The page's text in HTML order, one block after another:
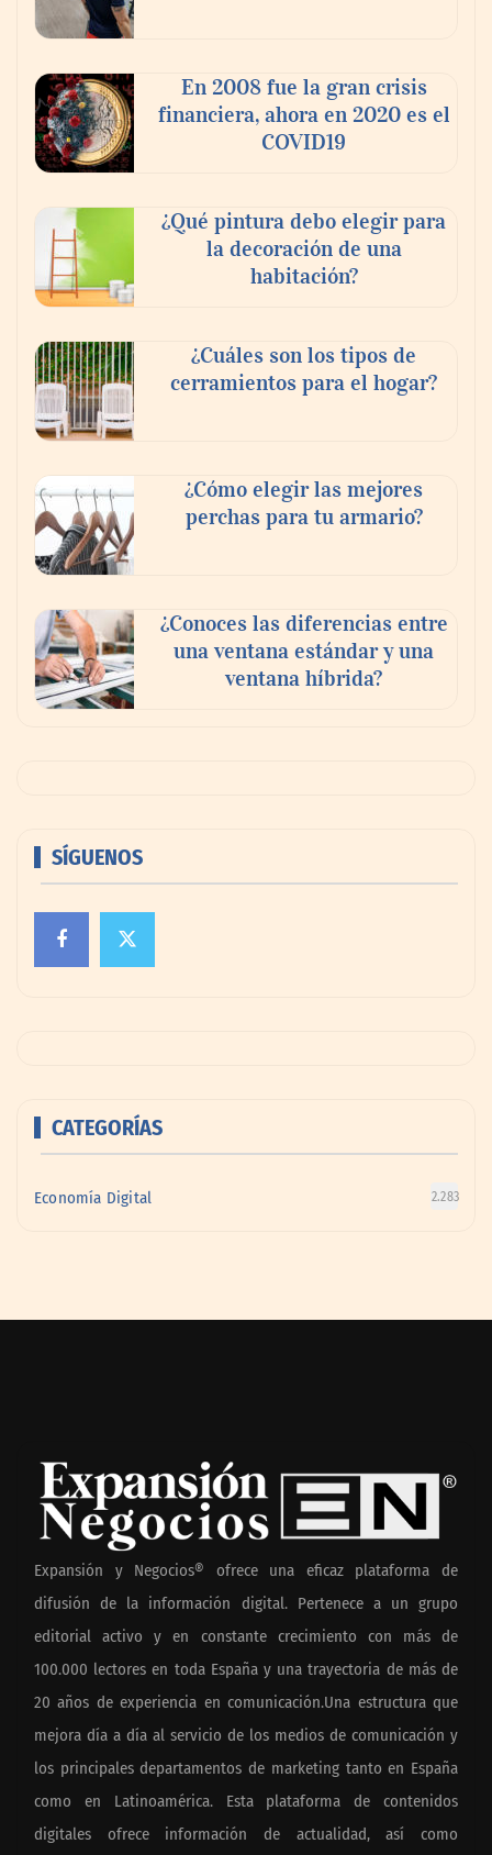
‘El ransomware se puede vencer. No
Ricardo Palacio EscobarEn 2008 fue la gran crisis
financiera, ahora en 2020 es el
COVID19
¿Qué pintura debo elegir para
la decoración de una
habitación?
¿Cuáles son los tipos de
cerramientos para el hogar?
¿Cómo elegir las mejores
perchas para tu armario?
¿Conoces las diferencias entre
una ventana estándar y una
ventana híbrida?
SÍGUENOS
CATEGORÍAS
Economía Digital 2.283
Expansión y Negocios® ofrece una eficaz plataforma de
difusión de la información digital. Pertenece a un grupo
editorial activo y en constante crecimiento con más de
100.000 lectores en toda España y una trayectoria de más de
20 años de experiencia en comunicación.Una estructura que
mejora día a día al servicio de los medios de comunicación y
los principales departamentos de marketing tanto en España
como en Latinoamérica. Esta plataforma de contenidos
digitales ofrece información de actualidad, así como